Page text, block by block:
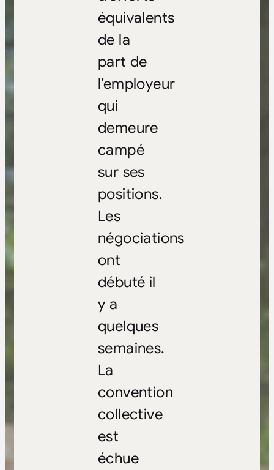
équivalents
de la
part de
l’employeur
qui
demeure
campé
sur ses
positions.
Les
négociations
ont
débuté il
y a
quelques
semaines.
La
convention
collective
est
échue